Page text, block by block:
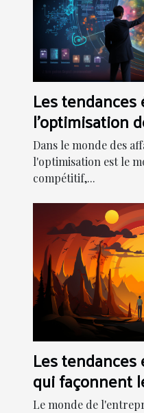
Les
l'optimisation
Dans le monde des
l'optimisation est le
compétitif,...
Les
qui façonnent
Le monde de